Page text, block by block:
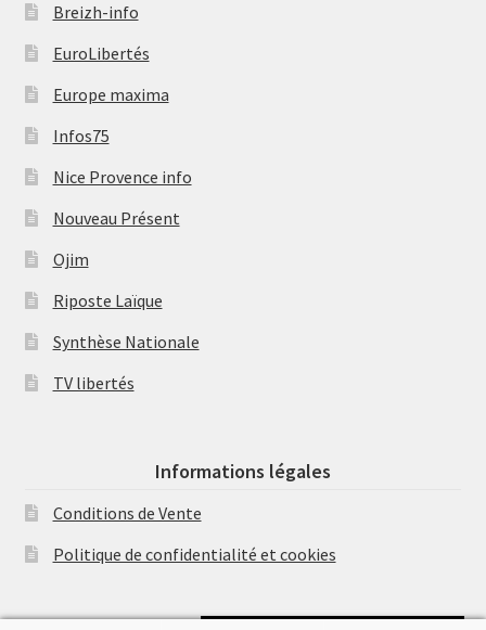
Breizh-info
EuroLibertés
Europe maxima
Infos75
Nice Provence info
Nouveau Présent
Ojim
Riposte Laïque
Synthèse Nationale
TV libertés
Informations légales
Conditions de Vente
Politique de confidentialité et cookies